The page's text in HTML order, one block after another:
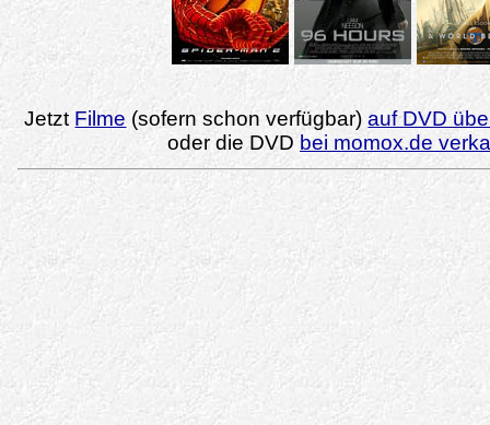
Jetzt Filme (sofern schon verfügbar)auf DVD
oder die DVD bei momox.de